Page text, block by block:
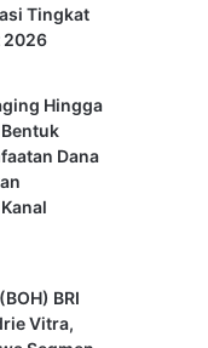
Tingkat
2026
Hingga
Dana
BRI
Vitra,